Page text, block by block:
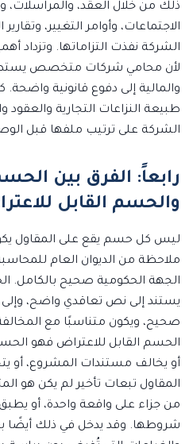
ذلك من خلال العقد،
الاجتماعات، وأوامر التغيير،
الشركة نفذت التزاماتها. وتزداد
لأن محامي شركات متخصص
والمالية إلى دفوع قانونية
طبيعة النزاعات التجارية والعقود
الشركة على ترتيب ملفها قبل
رابعاً: الفرق بين
والحسم القابل
ليس كل حسم يقع على المقاول
ملاحظة من الديوان العام
الجهة الحكومية صحيح بالكامل.
يستند إلى نص تعاقدي واضح، وإلى
صحيح، ويكون متناسبًا مع
الحسم القابل للاعتراض فهو
أو يخالف مستندات المشروع، أو
المقاول تبعات تأخير لم يكن هو
من جزاء على واقعة واحدة، أو
شروطها. وقد يدخل في ذلك أيضًا